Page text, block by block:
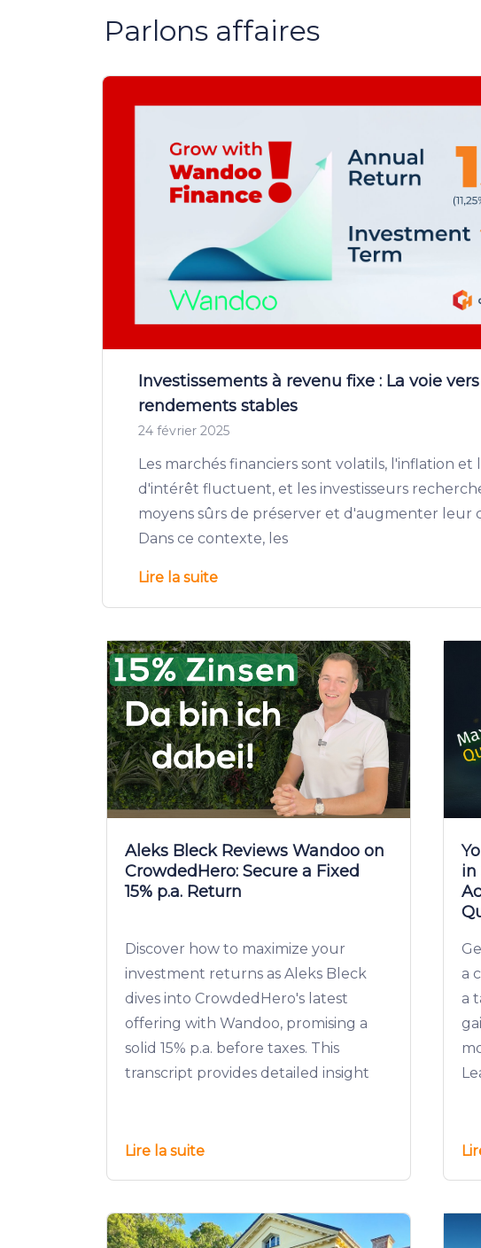
Parlons affaires
Investissements à revenu fixe : La voie
rendements stables
24 février 2025
Les marchés financiers sont volatils, l'inflation et
d'intérêt fluctuent, et les investisseurs
moyens sûrs de préserver et d'augmenter leur
Dans ce contexte, les
Lire la suite
Aleks Bleck Reviews Wandoo on
CrowdedHero: Secure a Fixed
15% p.a. Return
Discover how to maximize your
investment returns as Aleks Bleck
dives into CrowdedHero's latest
offering with Wandoo, promising a
solid 15% p.a. before taxes. This
transcript provides detailed insight
Lire la suite
in
a
a